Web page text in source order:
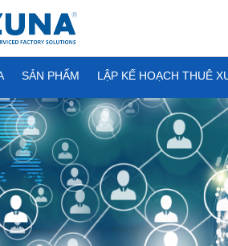
SẢN PHẨM LẬP KẾ HOẠCH THUÊ